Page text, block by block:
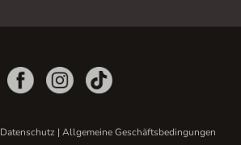
Datenschutz | Allgemeine Geschäftsbedingungen